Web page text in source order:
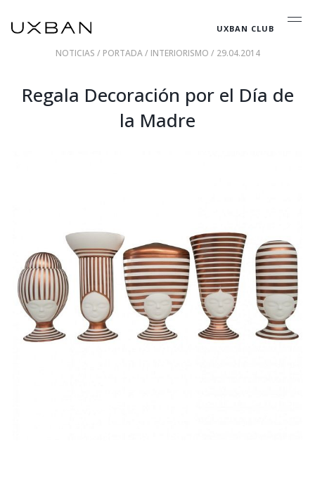
UXBAN CLUB
NOTICIAS / PORTADA/ INTERIORISMO / 29.04.2014
Regala Decoración por el Día de
la Madre